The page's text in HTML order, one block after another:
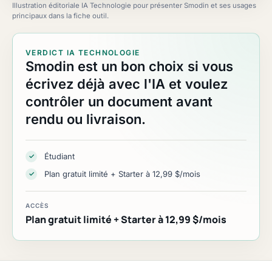
Illustration éditoriale IA Technologie pour présenter Smodin et ses usages
principaux dans la fiche outil.
VERDICT IA TECHNOLOGIE
Smodin est un bon choix si vous
écrivez déjà avec l'IA et voulez
contrôler un document avant
rendu ou livraison.
✓ Étudiant
✓ Plan gratuit limité + Starter à 12,99 $/mois
ACCÈS
Plan gratuit limité + Starter à 12,99 $/mois